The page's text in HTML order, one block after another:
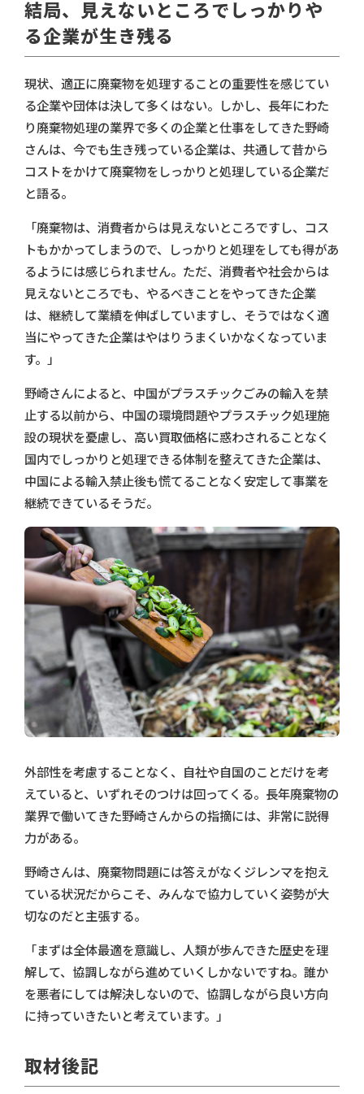
結局、見えないところでしっかりや
る企業が生き残る
現状、適正に廃棄物を処理することの重要性を感じてい
る企業や団体は決して多くはない。しかし、長年にわた
り廃棄物処理の業界で多くの企業と仕事をしてきた野崎
さんは、今でも生き残っている企業は、共通して昔から
コストをかけて廃棄物をしっかりと処理している企業だ
と語る。
「廃棄物は、消費者からは見えないところですし、コス
トもかかってしまうので、しっかりと処理をしても得があ
るようには感じられません。ただ、消費者や社会からは
見えないところでも、やるべきことをやってきた企業
は、継続して業績を伸ばしていますし、そうではなく適
当にやってきた企業はやはりうまくいかなくなっていま
す。」
野崎さんによると、中国がプラスチックごみの輸入を禁
止する以前から、中国の環境問題やプラスチック処理施
設の現状を憂慮し、高い買取価格に惑わされることなく
国内でしっかりと処理できる体制を整えてきた企業は、
中国による輸入禁止後も慌てることなく安定して事業を
継続できているそうだ。
外部性を考慮することなく、自社や自国のことだけを考
えていると、いずれそのつけは回ってくる。長年廃棄物の
業界で働いてきた野崎さんからの指摘には、非常に説得
力がある。
野崎さんは、廃棄物問題には答えがなくジレンマを抱え
ている状況だからこそ、みんなで協力していく姿勢が大
切なのだと主張する。
「まずは全体最適を意識し、人類が歩んできた歴史を理
解して、協調しながら進めていくしかないですね。誰か
を悪者にしては解決しないので、協調しながら良い方向
に持っていきたいと考えています。」
取材後記